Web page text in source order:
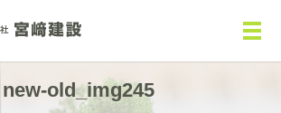
メ
new-old_img245